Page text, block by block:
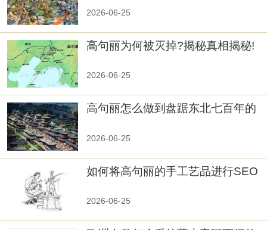
2026-06-25
高句丽为何被灭掉?揭秘真相揭秘!
2026-06-25
高句丽怎么做到盘踞东北七百年的
2026-06-25
如何将高句丽的手工艺品进行SEO
2026-06-25